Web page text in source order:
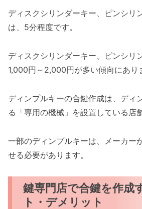
ディスクシリンダーキー、ピンシリ
は、5分程度です。
ディスクシリンダーキー、ピンシリ
1,000円～2,000円が多い傾向にあり
ディンプルキーの合鍵作成は、ディ
る「専用の機械」を設置している店
一部のディンプルキーは、メーカー
せる必要があります。
鍵専門店で合鍵を作成
ト・デメリット